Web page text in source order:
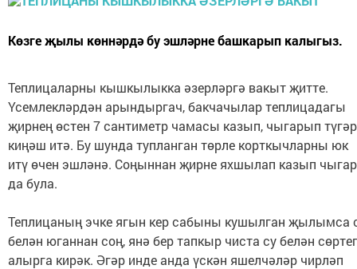
Көзге җылы көннәрдә бу эшләрне башкарып калыгыз.
Теплицаларны кышкылыкка әзерләргә вакыт җитте.
Үсемлекләрдән арындыргач, бакчачылар теплицадагы
җирнең өстен 7 сантиметр чамасы казып, чыгарып
киңәш итә. Бу шунда тупланган төрле корткычларны юк
итү өчен эшләнә. Соңыннан җирне яхшылап казып
да була.
Теплицаның эчке ягын кер сабыны кушылган җылымса
белән юганнан соң, янә бер тапкыр чиста су белән
алырга кирәк. Әгәр инде анда үскән яшелчәләр чирләп